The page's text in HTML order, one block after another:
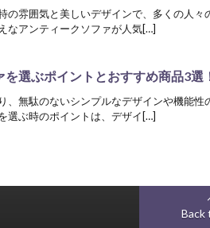
の雰囲気と美しいデザインで、多くの人々
なアンティークソファが人気[…]
を選ぶポイントとおすすめ商品3選
、無駄のないシンプルなデザインや機能性
選ぶ時のポイントは、デザイ[…]
Back